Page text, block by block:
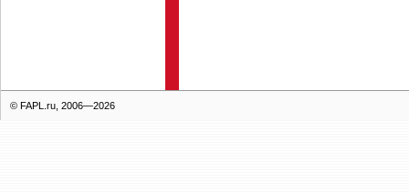
© FAPL.ru, 2006—2026